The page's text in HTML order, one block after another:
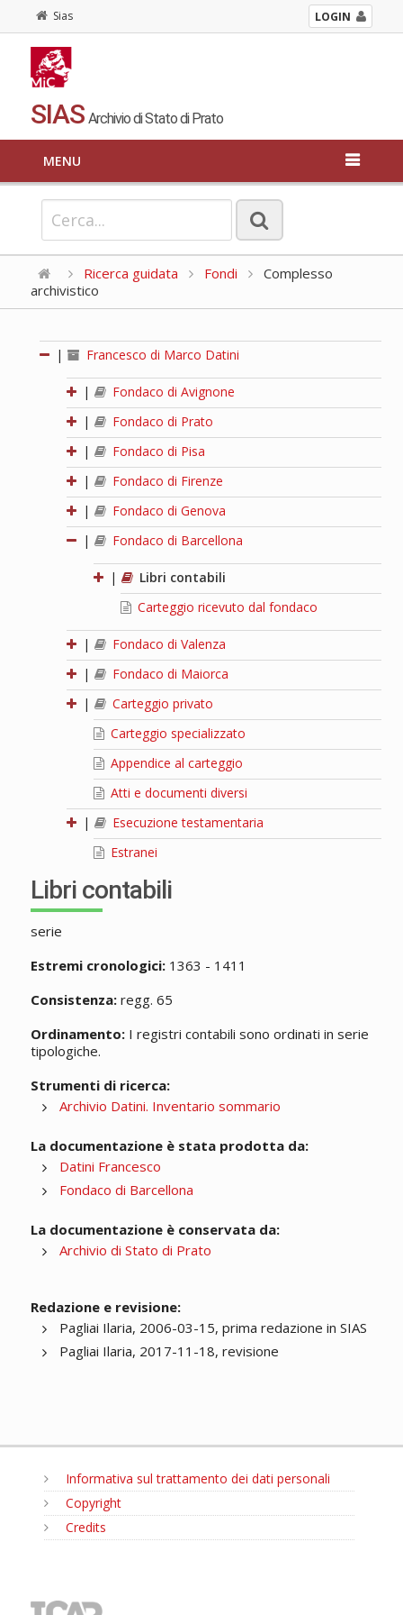
Sias LOGIN
SIAS Archivio di Stato di Prato
MENU
Ricerca guidata Fondi
Complesso
archivistico
| Francesco di Marco Datini
|
Fondaco di Avignone
|
Fondaco di Prato
|
Fondaco di Pisa
|
Fondaco di Firenze
|
Fondaco di Genova
|
Fondaco di Barcellona
|
Libri contabili
Carteggio ricevuto dal fondaco
|
Fondaco di Valenza
|
Fondaco di Maiorca
|
Carteggio privato
Carteggio specializzato
Appendice al carteggio
Atti e documenti diversi
|
Esecuzione testamentaria
Estranei
Libri contabili
serie
Estremi cronologici:1363 - 1411
Consistenza:regg. 65
Ordinamento:I registri contabili sono ordinati in serie
tipologiche.
Strumenti di ricerca:
Archivio Datini. Inventario sommario
La documentazione è stata prodotta da:
Datini Francesco
Fondaco di Barcellona
La documentazione è conservata da:
Archivio di Stato di Prato
Redazione e revisione:
Pagliai Ilaria, 2006-03-15, prima redazione in SIAS
Pagliai Ilaria, 2017-11-18, revisione
Informativa sul trattamento dei dati personali
Copyright
Credits